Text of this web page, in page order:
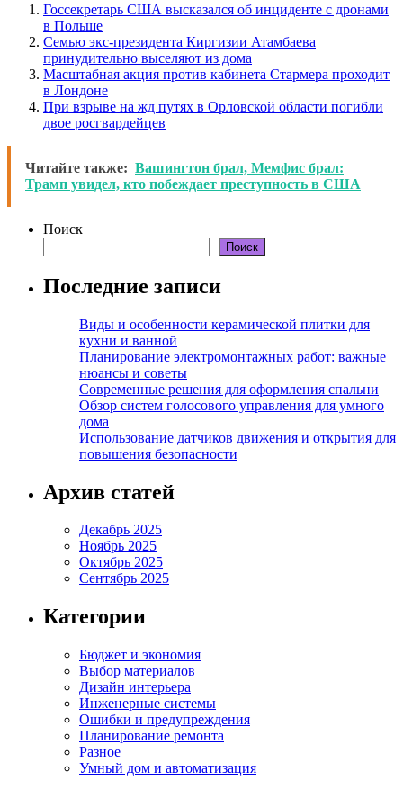
Госсекретарь США высказался об инциденте с дронами
в Польше
Семью экс-президента Киргизии Атамбаева
принудительно выселяют из дома
Масштабная акция против кабинета Стармера проходит
в Лондоне
При взрыве на жд путях в Орловской области погибли
двое росгвардейцев
Читайте также: Вашингтон брал, Мемфис брал:
Трамп увидел, кто побеждает преступность в США
Поиск
Поиск
Последние записи
Виды и особенности керамической плитки для
кухни и ванной
Планирование электромонтажных работ: важные
нюансы и советы
Современные решения для оформления спальни
Обзор систем голосового управления для умного
дома
Использование датчиков движения и открытия для
повышения безопасности
Архив статей
Декабрь 2025
Ноябрь 2025
Октябрь 2025
Сентябрь 2025
Категории
Бюджет и экономия
Выбор материалов
Дизайн интерьера
Инженерные системы
Ошибки и предупреждения
Планирование ремонта
Разное
Умный дом и автоматизация